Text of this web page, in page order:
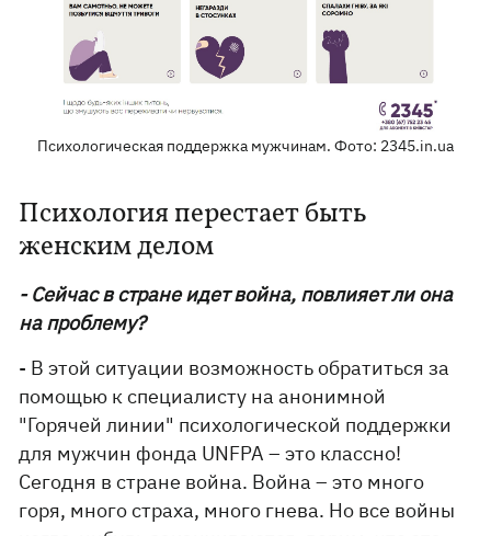
Психологическая поддержка мужчинам. Фото: 2345.in.ua
Психология перестает быть
женским делом
- Сейчас в стране идет война, повлияет ли она
на проблему?
- В этой ситуации возможность обратиться за
помощью к специалисту на анонимной
"Горячей линии" психологической поддержки
для мужчин фонда UNFPA – это классно!
Сегодня в стране война. Война – это много
горя, много страха, много гнева. Но все войны